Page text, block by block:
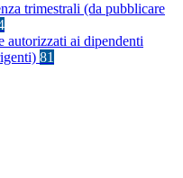
trimestrali (da pubblicare
autorizzati ai dipendenti
81